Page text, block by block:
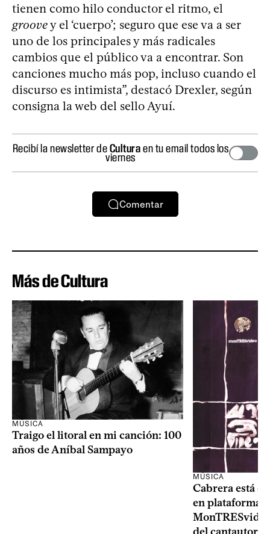
tienen como hilo conductor el ritmo, el
groovey el ‘cuerpo’; seguro que ese va a ser
uno de los principales y más radicales
cambios que el público va a encontrar. Son
canciones mucho más pop, incluso cuando el
discurso es intimista”, destacó Drexler, según
consigna la web del sello Ayuí.
Recibí la newsletter deCulturaen tu email todos los
viernes
Comentar
Más de Cultura
MÚSICA
Traigo el litoral en mi canción: 100
años de Aníbal Sampayo
MÚSICA
Cabrera está
en plataformas